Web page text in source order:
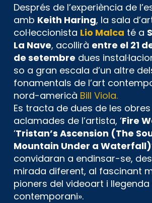
Després de l’experiència de
amb Keith Haring, la sala
col·leccionista Lio Malca té a
La Nave, acollirà entre el 21
de setembre dues
so a gran escala d’un altre
fonamentals de l’art
nord-americà Bill Viola.
Es tracta de dues de les
aclamades de l’artista, ‘Fire
‘Tristan’s Ascension (The
Mountain Under a Waterfall)
convidaran a endinsar-se, des
mirada diferent, al fascinant
pioners del videoart i llegenda
contemporani».